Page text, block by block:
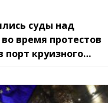
суды над
время протестов
порт круизного